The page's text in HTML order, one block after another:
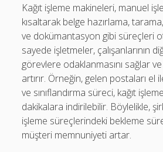
Kağıt işleme makineleri, manuel
kısaltarak belge hazırlama,
ve dokümantasyon gibi süreçleri
sayede işletmeler, çalışanlarının
görevlere odaklanmasını sağlar
artırır. Örneğin, gelen postaları el
ve sınıflandırma süreci, kağıt
dakikalara indirilebilir. Böylelikle,
işleme süreçlerindeki bekleme
müşteri memnuniyeti artar.